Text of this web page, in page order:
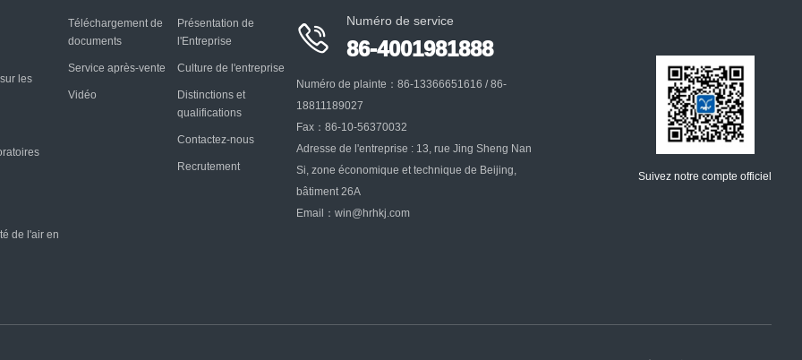
les
de l'air en
Téléchargement de
documents
Service après-vente
Vidéo
Présentation de
l'Entreprise
Culture de l'entreprise
Distinctions et
qualifications
Contactez-nous
Recrutement

Numéro de service
86-4001981888
Numéro de plainte：86-13366651616 / 86-
18811189027
Fax：86-10-56370032
Adresse de l'entreprise : 13, rue Jing Sheng Nan
Si, zone économique et technique de Beijing,
bâtiment 26A
Email：win@hrhkj.com
Suivez notre compte officiel